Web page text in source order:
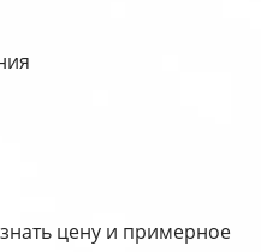
цену и примерное